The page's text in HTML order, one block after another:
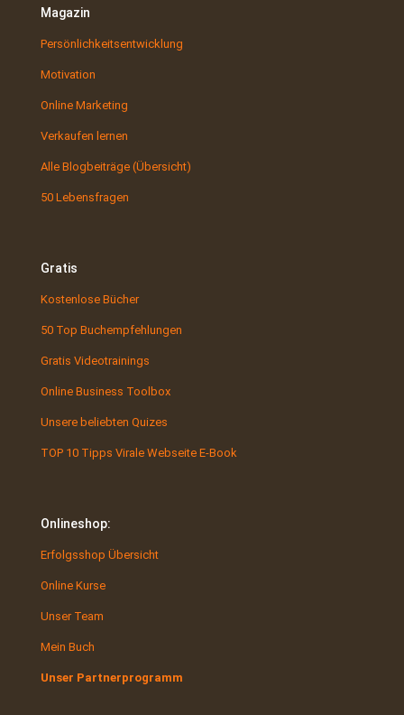
Magazin
Persönlichkeitsentwicklung
Motivation
Online Marketing
Verkaufen lernen
Alle Blogbeiträge (Übersicht)
50 Lebensfragen
Gratis
Kostenlose Bücher
50 Top Buchempfehlungen
Gratis Videotrainings
Online Business Toolbox
Unsere beliebten Quizes
TOP 10 Tipps Virale Webseite E-Book
Onlineshop:
Erfolgsshop Übersicht
Online Kurse
Unser Team
Mein Buch
Unser Partnerprogramm